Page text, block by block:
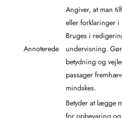
Annoterede
Angiver, at man
eller forklaringer i
Bruges i
undervisning.
betydning og
passager
mindskes.
Betyder at lægge
for opbevaring